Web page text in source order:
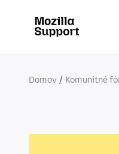
Domov Komunitné